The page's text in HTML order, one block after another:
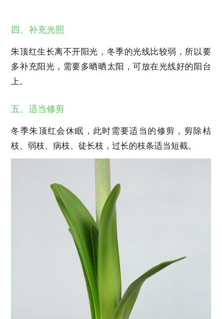
四、补充光照
朱顶红生长离不开阳光，冬季的光线比较弱，所以要
多补充阳光，需要多晒晒太阳，可放在光线好的阳台
上。
五、适当修剪
冬季朱顶红会休眠，此时需要适当的修剪，剪除枯
枝、弱枝、病枝、徒长枝，过长的枝条适当短截。